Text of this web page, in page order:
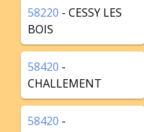
58220 - CESSY LES
BOIS
58420 -
CHALLEMENT
58420 -